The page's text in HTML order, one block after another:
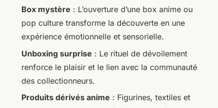
Box mystère : L’ouverture d’une box anime ou
pop culture transforme la découverte en une
expérience émotionnelle et sensorielle.
Unboxing surprise : Le rituel de dévoilement
renforce le plaisir et le lien avec la communauté
des collectionneurs.
Produits dérivés anime : Figurines, textiles et